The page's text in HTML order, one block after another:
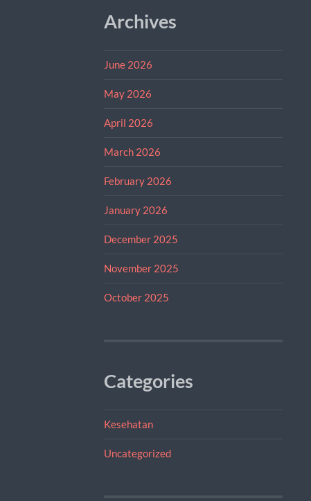
Archives
June 2026
May 2026
April 2026
March 2026
February 2026
January 2026
December 2025
November 2025
October 2025
Categories
Kesehatan
Uncategorized